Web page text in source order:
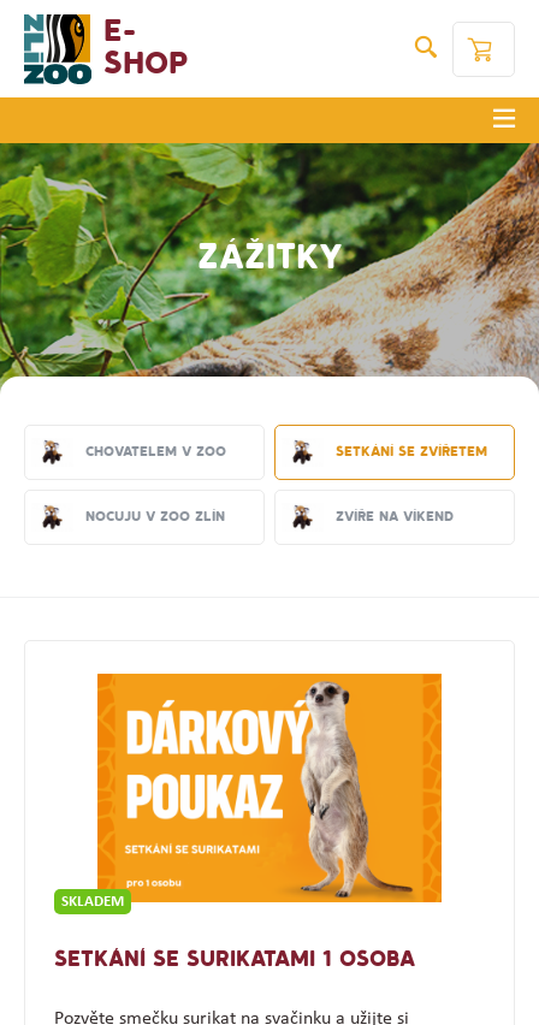
E-
Shop
ZÁŽITKY
Chovatelem v zoo Setkání se zvířetem
Nocuju v Zoo Zlín Zvíře na víkend
SKLADEM
SETKÁNÍ SE SURIKATAMI 1 OSOBA
Pozvěte smečku surikat na svačinku a užijte si